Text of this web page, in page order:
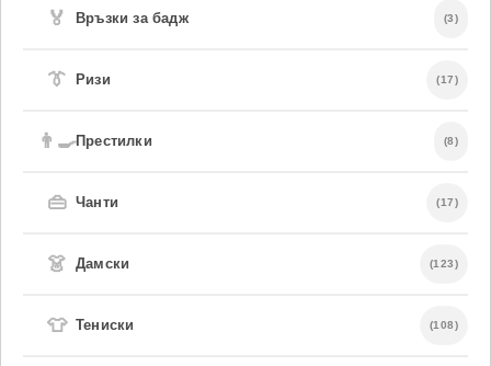
🏅 Връзки за бадж (3)
👔 Ризи (17)
👨‍🍳Престилки (8)
👜 Чанти (17)
👗 Дамски (123)
👕 Тениски (108)